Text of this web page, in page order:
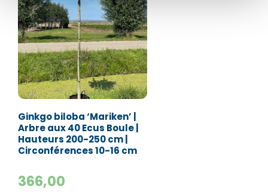
Ginkgo biloba ‘Mariken’ |
Arbre aux 40 Ecus Boule |
Hauteurs 200-250 cm |
Circonférences 10-16 cm
366,00
Nom*
Numéro de téléphone*
Nom*
Numéro de téléphone*